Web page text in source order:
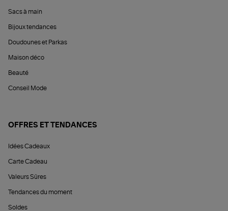
Sacs à main
Bijoux tendances
Doudounes et Parkas
Maison déco
Beauté
Conseil Mode
OFFRES ET TENDANCES
Idées Cadeaux
Carte Cadeau
Valeurs Sûres
Tendances du moment
Soldes